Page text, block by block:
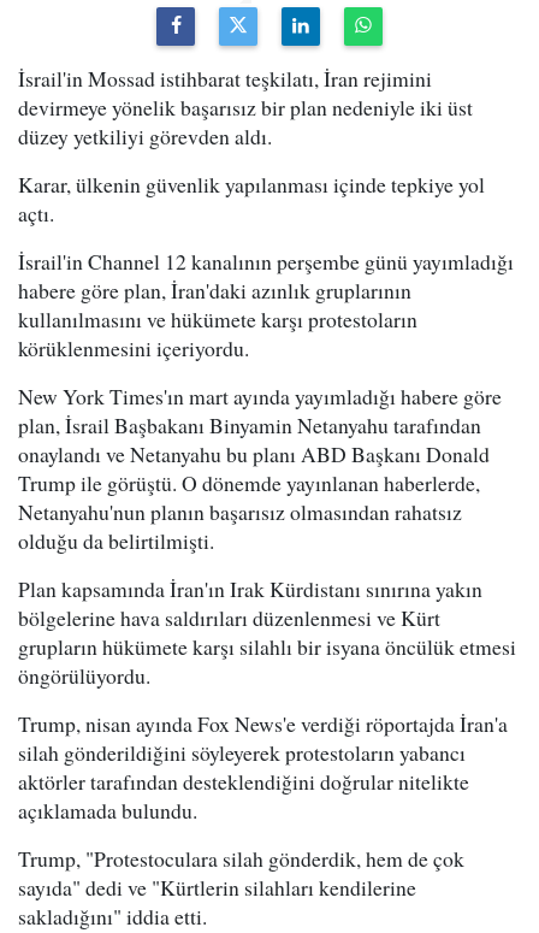
İsrail'in Mossad istihbarat teşkilatı, İran rejimini
devirmeye yönelik başarısız bir plan nedeniyle iki üst
düzey yetkiliyi görevden aldı.
Karar, ülkenin güvenlik yapılanması içinde tepkiye yol
açtı.
İsrail'in Channel 12 kanalının perşembe günü yayımladığı
habere göre plan, İran'daki azınlık gruplarının
kullanılmasını ve hükümete karşı protestoların
körüklenmesini içeriyordu.
New York Times'ın mart ayında yayımladığı habere göre
plan, İsrail Başbakanı Binyamin Netanyahu tarafından
onaylandı ve Netanyahu bu planı ABD Başkanı Donald
Trump ile görüştü. O dönemde yayınlanan haberlerde,
Netanyahu'nun planın başarısız olmasından rahatsız
olduğu da belirtilmişti.
Plan kapsamında İran'ın Irak Kürdistanı sınırına yakın
bölgelerine hava saldırıları düzenlenmesi ve Kürt
grupların hükümete karşı silahlı bir isyana öncülük etmesi
öngörülüyordu.
Trump, nisan ayında Fox News'e verdiği röportajda İran'a
silah gönderildiğini söyleyerek protestoların yabancı
aktörler tarafından desteklendiğini doğrular nitelikte
açıklamada bulundu.
Trump, "Protestoculara silah gönderdik, hem de çok
sayıda" dedi ve "Kürtlerin silahları kendilerine
sakladığını" iddia etti.